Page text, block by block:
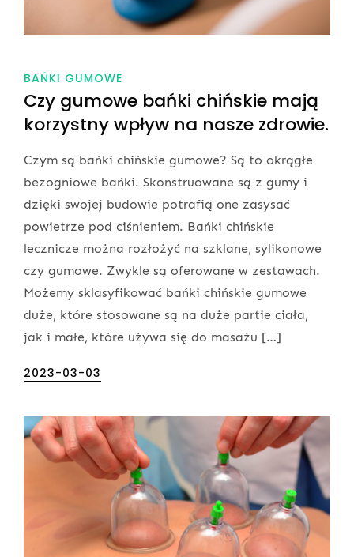
BAŃKI GUMOWE
Czy gumowe bańki chińskie mają
korzystny wpływ na nasze zdrowie.
Czym są bańki chińskie gumowe? Są to okrągłe
bezogniowe bańki. Skonstruowane są z gumy i
dzięki swojej budowie potrafią one zasysać
powietrze pod ciśnieniem. Bańki chińskie
lecznicze można rozłożyć na szklane, sylikonowe
czy gumowe. Zwykle są oferowane w zestawach.
Możemy sklasyfikować bańki chińskie gumowe
duże, które stosowane są na duże partie ciała,
jak i małe, które używa się do masażu […]
Posted
2023-03-03